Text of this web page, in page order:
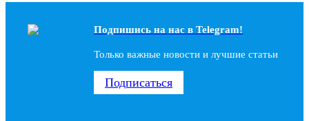
Подпишись на наc в Telegram!
Только важные новости и лучшие статьи
Подписаться